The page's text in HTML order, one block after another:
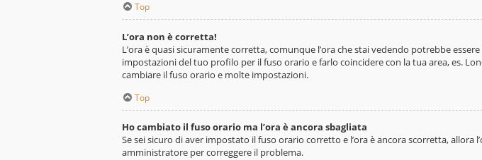
Top
L’ora non è corretta!
L’ora è quasi sicuramente corretta, comunque l’ora che stai vedendo potrebbe
impostazioni del tuo profilo per il fuso orario e farlo coincidere con la tua area, es.
cambiare il fuso orario e molte impostazioni.
Top
Ho cambiato il fuso orario ma l’ora è ancora sbagliata
Se sei sicuro di aver impostato il fuso orario corretto e l’ora è ancora scorretta,
amministratore per correggere il problema.